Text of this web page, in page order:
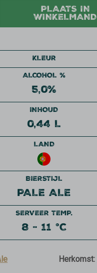
KLEUR
ALCOHOL %
5,0%
INHOUD
0,44 L
LAND
BIERSTIJL
PALE ALE
SERVEER TEMP.
8 - 11 °C
Herkomst:
PLAATS IN
WINKELMAND